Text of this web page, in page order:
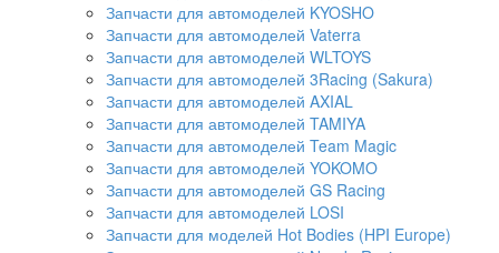
Запчасти для автомоделей KYOSHO
Запчасти для автомоделей Vaterra
Запчасти для автомоделей WLTOYS
Запчасти для автомоделей 3Racing (Sakura)
Запчасти для автомоделей AXIAL
Запчасти для автомоделей TAMIYA
Запчасти для автомоделей Team Magic
Запчасти для автомоделей YOKOMO
Запчасти для автомоделей GS Racing
Запчасти для автомоделей LOSI
Запчасти для моделей Hot Bodies (HPI Europe)